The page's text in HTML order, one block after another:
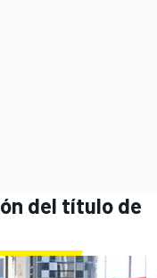
del título de